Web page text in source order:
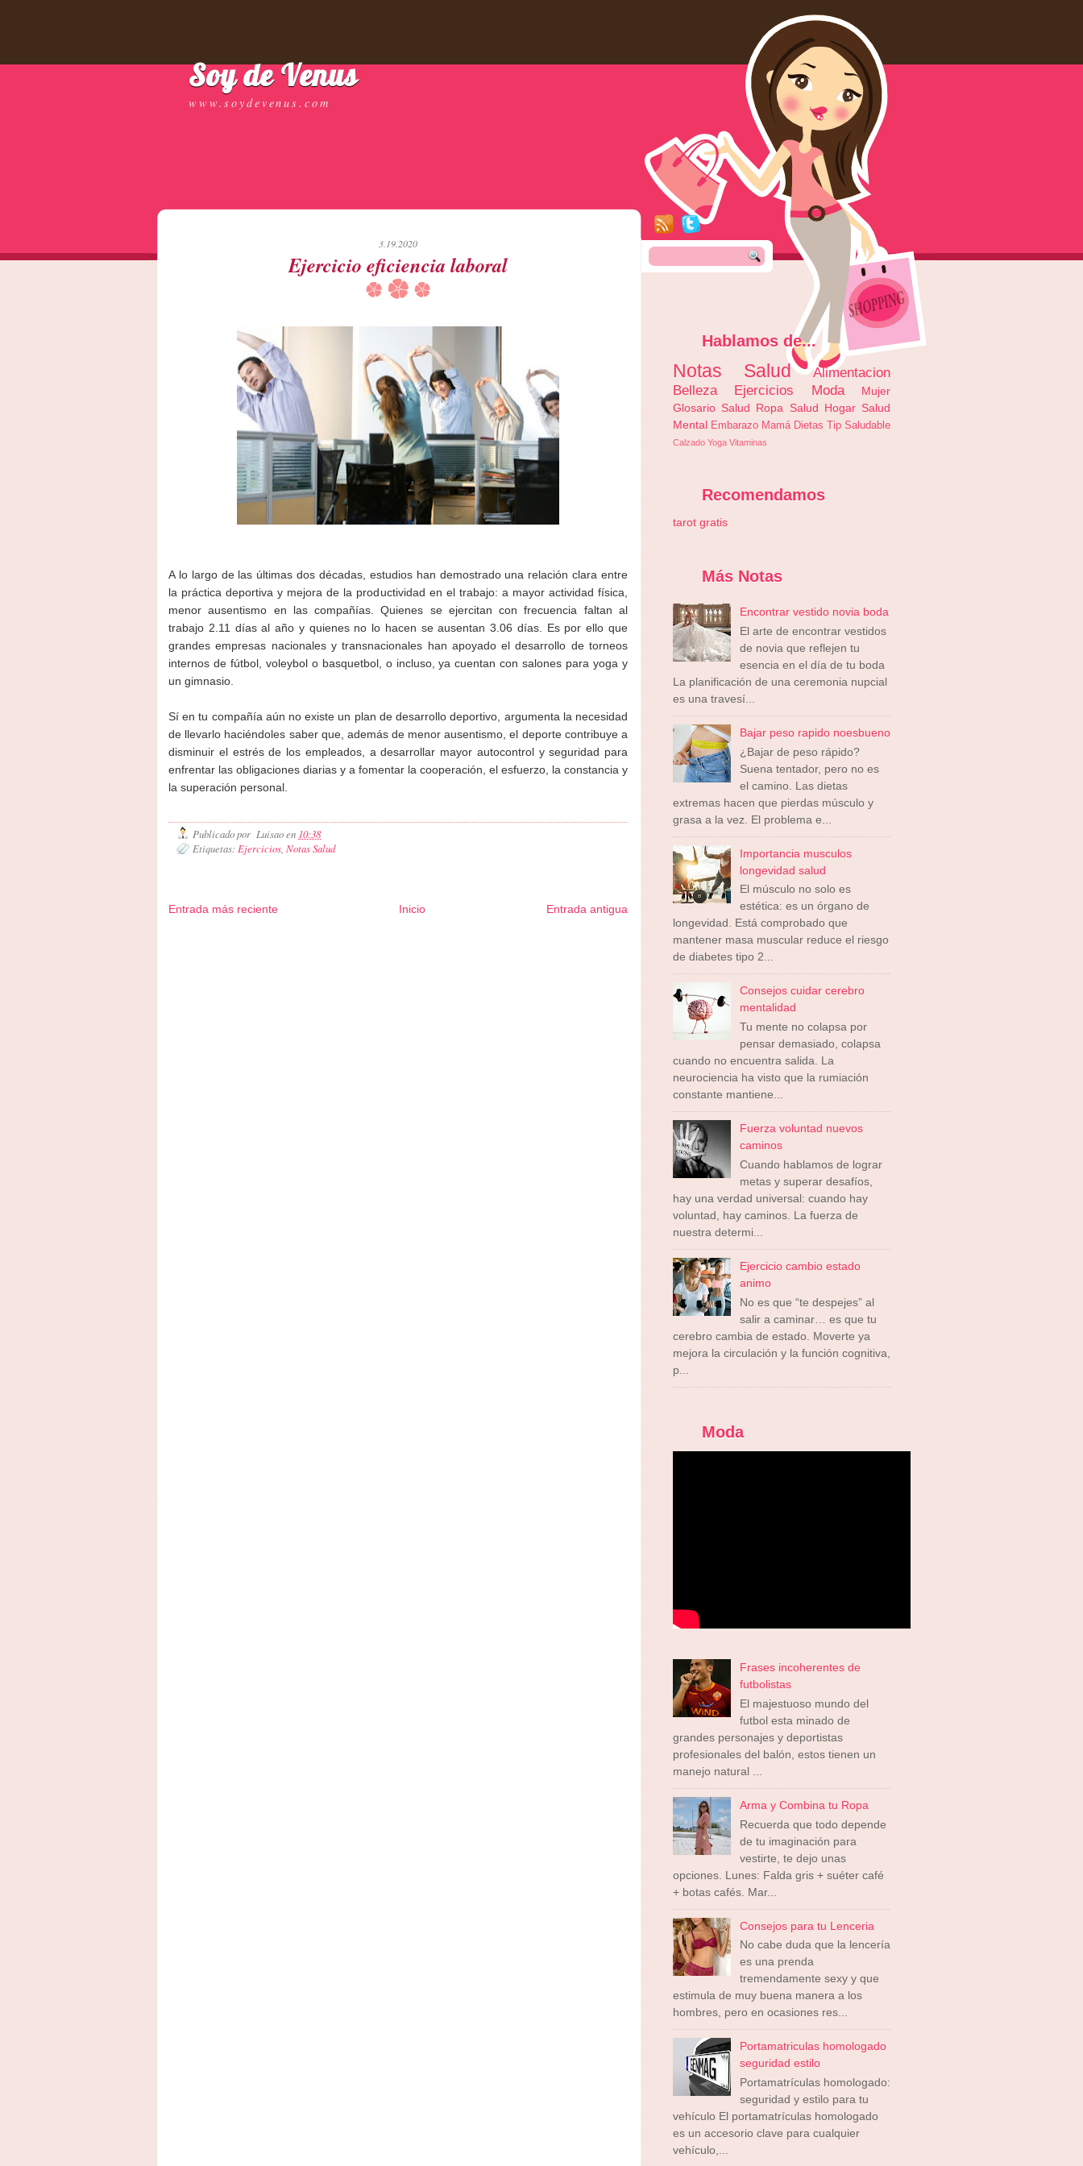
Soy de Venus
www.soydevenus.com
3.19.2020
Ejercicio eficiencia laboral
A lo largo de las últimas dos décadas, estudios han demostrado una relación clara entre
la práctica deportiva y mejora de la productividad en el trabajo: a mayor actividad física,
menor ausentismo en las compañías. Quienes se ejercitan con frecuencia faltan al
trabajo 2.11 días al año y quienes no lo hacen se ausentan 3.06 días. Es por ello que
grandes empresas nacionales y transnacionales han apoyado el desarrollo de torneos
internos de fútbol, voleybol o basquetbol, o incluso, ya cuentan con salones para yoga y
un gimnasio.
Sí en tu compañía aún no existe un plan de desarrollo deportivo, argumenta la necesidad
de llevarlo haciéndoles saber que, además de menor ausentismo, el deporte contribuye a
disminuir el estrés de los empleados, a desarrollar mayor autocontrol y seguridad para
enfrentar las obligaciones diarias y a fomentar la cooperación, el esfuerzo, la constancia y
la superación personal.
Publicado por Luisaoen 10:38
Etiquetas: Ejercicios Notas Salud
Entrada más reciente Entrada antigua
Inicio
Hablamos de...
Notas Salud
Alimentacion
Belleza
Ejercicios Moda
Mujer
Glosario Salud Ropa Salud Hogar Salud
Mental Embarazo Mamá Dietas Tip Saludable
Calzado Yoga Vitaminas
Recomendamos
tarot gratis
Más Notas
Encontrar vestido novia boda
El arte de encontrar vestidos
de novia que reflejen tu
esencia en el día de tu boda
La planificación de una ceremonia nupcial
es una travesí...
Bajar peso rapido noesbueno
¿Bajar de peso rápido?
Suena tentador, pero no es
el camino. Las dietas
extremas hacen que pierdas músculo y
grasa a la vez. El problema e...
Importancia musculos
longevidad salud
El músculo no solo es
estética: es un órgano de
longevidad. Está comprobado que
mantener masa muscular reduce el riesgo
de diabetes tipo 2...
Consejos cuidar cerebro
mentalidad
Tu mente no colapsa por
pensar demasiado, colapsa
cuando no encuentra salida. La
neurociencia ha visto que la rumiación
constante mantiene...
Fuerza voluntad nuevos
caminos
Cuando hablamos de lograr
metas y superar desafíos,
hay una verdad universal: cuando hay
voluntad, hay caminos. La fuerza de
nuestra determi...
Ejercicio cambio estado
animo
No es que “te despejes” al
salir a caminar… es que tu
cerebro cambia de estado. Moverte ya
mejora la circulación y la función cognitiva,
p...
Moda
Frases incoherentes de
futbolistas
El majestuoso mundo del
futbol esta minado de
grandes personajes y deportistas
profesionales del balón, estos tienen un
manejo natural ...
Arma y Combina tu Ropa
Recuerda que todo depende
de tu imaginación para
vestirte, te dejo unas
opciones. Lunes: Falda gris + suéter café
+ botas cafés. Mar...
Consejos para tu Lenceria
No cabe duda que la lencería
es una prenda
tremendamente sexy y que
estimula de muy buena manera a los
hombres, pero en ocasiones res...
Portamatriculas homologado
seguridad estilo
Portamatrículas homologado:
seguridad y estilo para tu
vehículo El portamatrículas homologado
es un accesorio clave para cualquier
vehículo,...